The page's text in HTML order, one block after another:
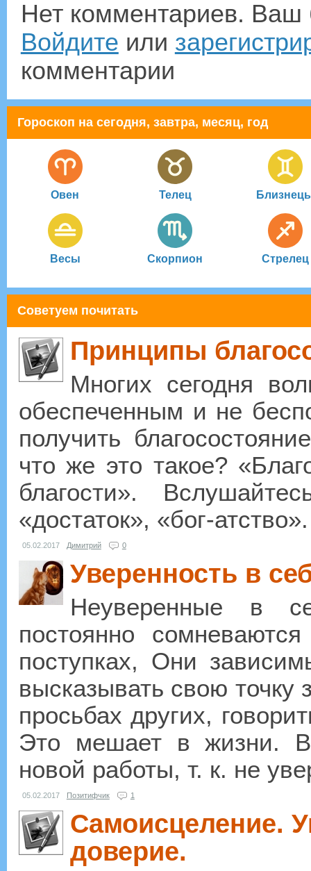
Нет комментариев. Ваш
Войдите или
комментарии
Гороскоп на сегодня, завтра, месяц, год
Овен Телец
Весы Скорпион Стрелец
Советуем почитать
Принципы
Многих сегодня
обеспеченным и не
получить
что же это такое?
благости».
«достаток», «бог-
05.02.2017 Димитрий 0
Уверенность в
Неуверенные в
постоянно
поступках, Они
высказывать свою точку
просьбах других,
Это мешает в жизни.
новой работы, т. к. не
05.02.2017 Позитифчик 1
Самоисцеление.
доверие.